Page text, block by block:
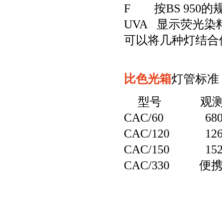
F 按BS 950的规
UVA 显示荧光染
可以将几种灯结
比色光箱灯管标准
型号 观测室
CAC/60
CAC/120
CAC/150
CAC/330 便携